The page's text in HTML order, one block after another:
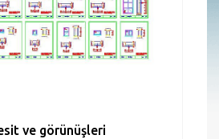
ve görünüşleri